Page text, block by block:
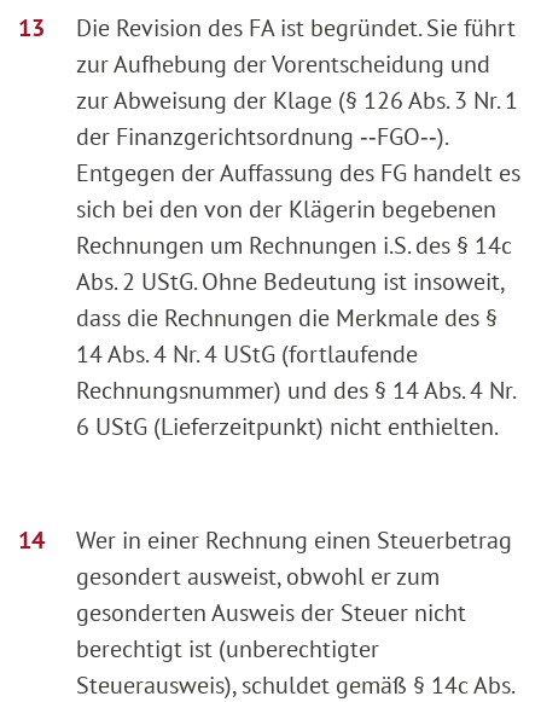
Die Revision des FA ist begründet. Sie führt
zur Aufhebung der Vorentscheidung und
zur Abweisung der Klage (§ 126 Abs. 3 Nr. 1
der Finanzgerichtsordnung ‑‑FGO‑‑).
Entgegen der Auffassung des FG handelt es
sich bei den von der Klägerin begebenen
Rechnungen um Rechnungen i.S. des § 14c
Abs. 2 UStG. Ohne Bedeutung ist insoweit,
dass die Rechnungen die Merkmale des §
14 Abs. 4 Nr. 4 UStG (fortlaufende
Rechnungsnummer) und des § 14 Abs. 4 Nr.
6 UStG (Lieferzeitpunkt) nicht enthielten.
Wer in einer Rechnung einen Steuerbetrag
gesondert ausweist, obwohl er zum
gesonderten Ausweis der Steuer nicht
berechtigt ist (unberechtigter
Steuerausweis), schuldet gemäß § 14c Abs.